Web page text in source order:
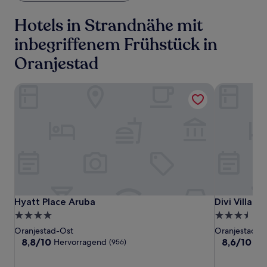
Hotels in Strandnähe mit
inbegriffenem Frühstück in
Oranjestad
Hyatt
Place
Aruba
Hyatt
Place
Aruba
Hyatt Place Aruba
Hyatt Place Aruba
4.0-
Sterne-
Unterkunft
Oranjestad-Ost
8.8
8,8/10 Hervorragend (956)
Hyatt Place Aruba
Divi
Village
Golf
Beach
Divi
Divi Village
3.5-
Sterne-
Unterkunft
Oranjestad
8.6
8,6/10
Divi